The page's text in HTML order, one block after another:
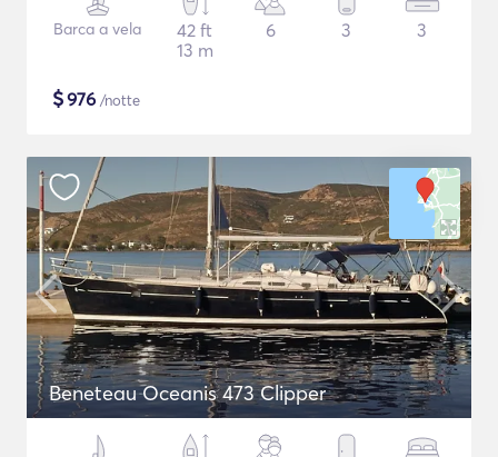
Barca a vela
42 ft
13 m
6 3 3
$976 /notte
Beneteau Oceanis 473 Clipper